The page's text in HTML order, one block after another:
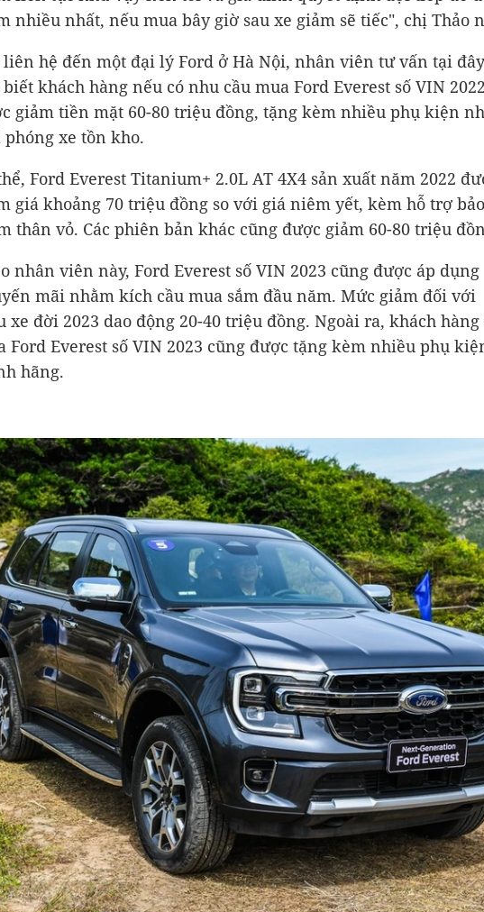
nhiều nhất, nếu mua bây giờ sau xe giảm sẽ tiếc", chị Thảo
hệ đến một đại lý Ford ở Hà Nội, nhân viên tư vấn tại đây
biết khách hàng nếu có nhu cầu mua Ford Everest số VIN
giảm tiền mặt 60-80 triệu đồng, tặng kèm nhiều phụ kiện
phóng xe tồn kho.
Ford Everest Titanium+ 2.0L AT 4X4 sản xuất năm 2022
giá khoảng 70 triệu đồng so với giá niêm yết, kèm hỗ trợ bảo
thân vỏ. Các phiên bản khác cũng được giảm 60-80 triệu
nhân viên này, Ford Everest số VIN 2023 cũng được áp dụng
mãi nhằm kích cầu mua sắm đầu năm. Mức giảm đối với
xe đời 2023 dao động 20-40 triệu đồng. Ngoài ra, khách
Ford Everest số VIN 2023 cũng được tặng kèm nhiều phụ
hãng.